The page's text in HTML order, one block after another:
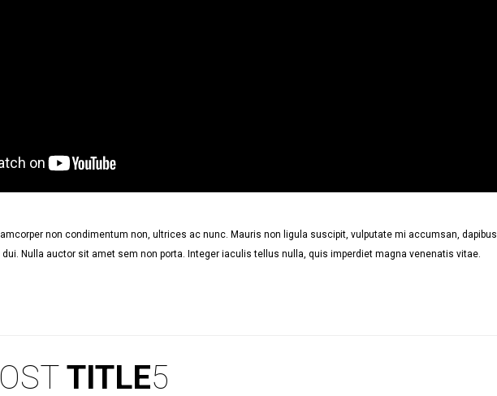
non condimentum non, ultrices ac nunc. Mauris non ligula suscipit, vulputate mi accumsan, dapibus
Nulla auctor sit amet sem non porta. Integer iaculis tellus nulla, quis imperdiet magna venenatis vitae.
TITLE5